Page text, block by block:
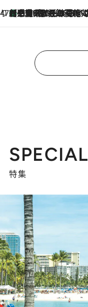
47都道府県の手みやげ ひんやりスイーツで夏を満喫
2026.8.6
【三重県】この夏絶対食べたい 冷やしておいしいおやつ3選 お餅×アイスの新感覚スイーツ
SPECIAL
特集